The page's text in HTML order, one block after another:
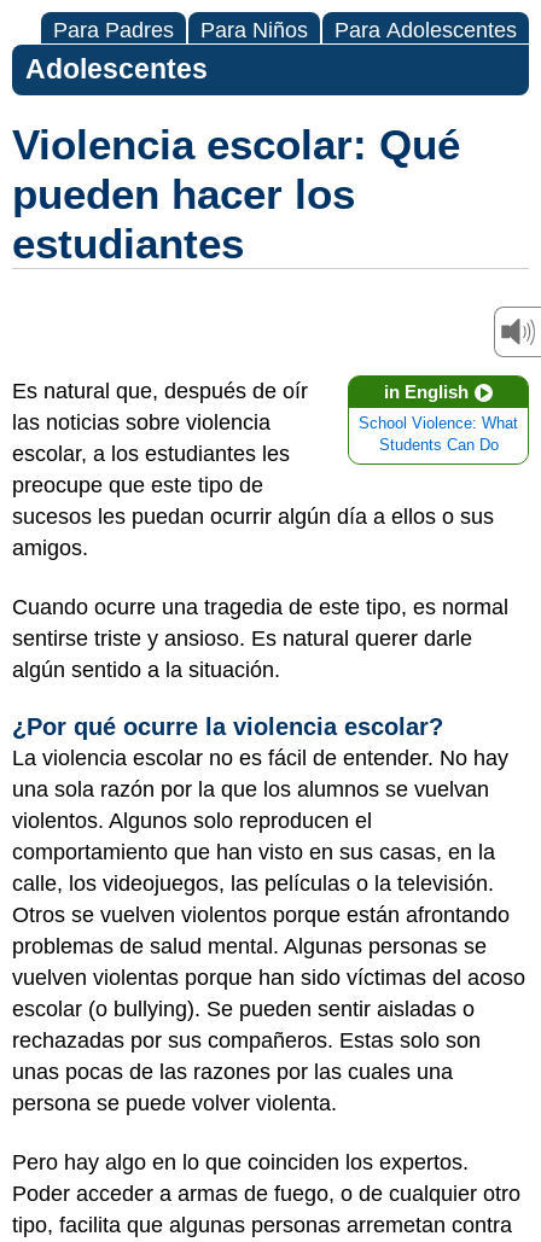
Para Padres Para Niños Para Adolescentes
Adolescentes
Violencia escolar: Qué
pueden hacer los
estudiantes
in English
School Violence: What
Students Can Do
Es natural que, después de oír
las noticias sobre violencia
escolar, a los estudiantes les
preocupe que este tipo de
sucesos les puedan ocurrir algún día a ellos o sus
amigos.
Cuando ocurre una tragedia de este tipo, es normal
sentirse triste y ansioso. Es natural querer darle
algún sentido a la situación.
¿Por qué ocurre la violencia escolar?
La violencia escolar no es fácil de entender. No hay
una sola razón por la que los alumnos se vuelvan
violentos. Algunos solo reproducen el
comportamiento que han visto en sus casas, en la
calle, los videojuegos, las películas o la televisión.
Otros se vuelven violentos porque están afrontando
problemas de salud mental. Algunas personas se
vuelven violentas porque han sido víctimas del acoso
escolar (o bullying). Se pueden sentir aisladas o
rechazadas por sus compañeros. Estas solo son
unas pocas de las razones por las cuales una
persona se puede volver violenta.
Pero hay algo en lo que coinciden los expertos.
Poder acceder a armas de fuego, o de cualquier otro
tipo, facilita que algunas personas arremetan contra